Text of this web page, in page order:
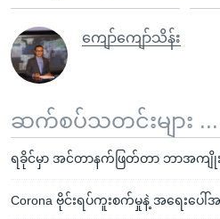
ကျော်ကျော်သိန်း
ဆက်စပ်သတင်းများ ...
ရခိုင်မှာ အင်တာနက်ဖြတ်တာ ဘာအကျို
Corona ဗိုင်းရပ်ကူးစက်မှုနဲ့ အရေးပ